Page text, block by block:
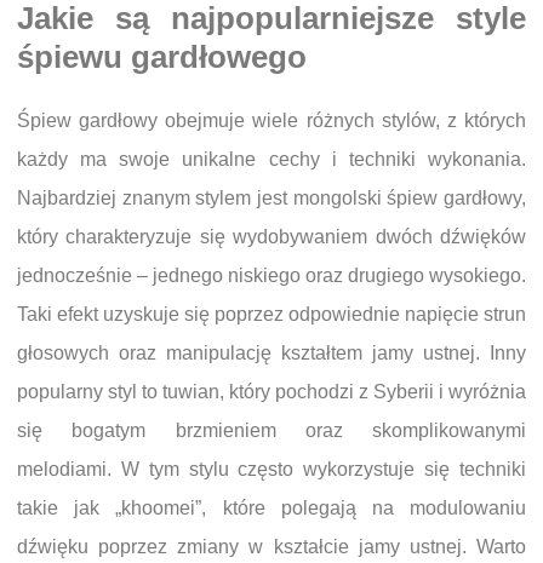
Jakie są najpopularniejsze style
śpiewu gardłowego
Śpiew gardłowy obejmuje wiele różnych stylów, z których
każdy ma swoje unikalne cechy i techniki wykonania.
Najbardziej znanym stylem jest mongolski śpiew gardłowy,
który charakteryzuje się wydobywaniem dwóch dźwięków
jednocześnie – jednego niskiego oraz drugiego wysokiego.
Taki efekt uzyskuje się poprzez odpowiednie napięcie strun
głosowych oraz manipulację kształtem jamy ustnej. Inny
popularny styl to tuwian, który pochodzi z Syberii i wyróżnia
się bogatym brzmieniem oraz skomplikowanymi
melodiami. W tym stylu często wykorzystuje się techniki
takie jak „khoomei”, które polegają na modulowaniu
dźwięku poprzez zmiany w kształcie jamy ustnej. Warto